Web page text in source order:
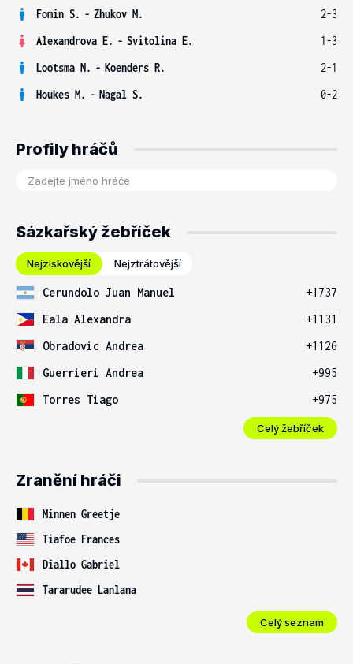
Fomin S. - Zhukov M.
2-3
Alexandrova E. - Svitolina E.
1-3
Lootsma N. - Koenders R.
2-1
Houkes M. - Nagal S. 0-2
Profily hráčů
Sázkařský žebříček
Nejziskovější Nejztrátovější
Cerundolo Juan Manuel
+1737
Eala Alexandra
+1131
Obradovic Andrea
+1126
Guerrieri Andrea
+995
Torres Tiago
+975
Celý žebříček
Zranění hráči
Minnen Greetje
Tiafoe Frances
Diallo Gabriel
Tararudee Lanlana
Celý seznam